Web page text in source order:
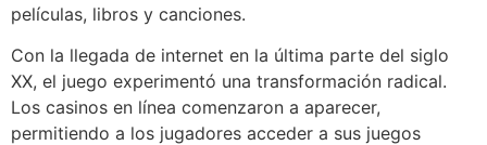
películas, libros y canciones.
Con la llegada de internet en la última parte del siglo
XX, el juego experimentó una transformación radical.
Los casinos en línea comenzaron a aparecer,
permitiendo a los jugadores acceder a sus juegos